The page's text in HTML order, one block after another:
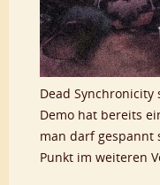
Dead
Demo hat bereits
man darf gespannt
Punkt im weiteren